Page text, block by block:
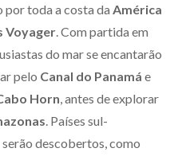
por toda a costa da América
Voyager . Com partida em
do mar se encantarão
pelo Canal do Panamá e
Horn , antes de explorar
. Países sul-
descobertos, como